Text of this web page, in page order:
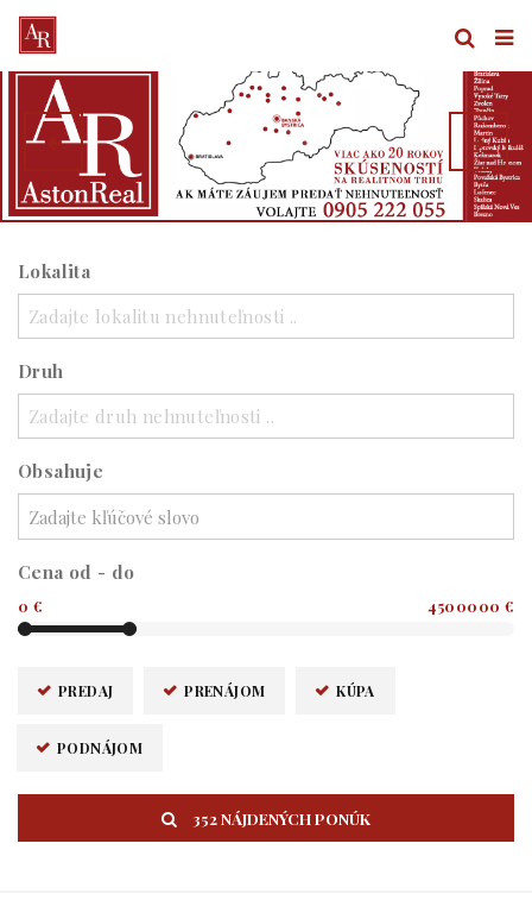
Lokalita
Zadajte lokalitu nehnuteľnosti ..
Druh
Zadajte druh nehnuteľnosti ..
Obsahuje
Cena od - do
0 € 4500000 €
PREDAJ PRENÁJOM KÚPA
PODNÁJOM
352 NÁJDENÝCH PONÚK